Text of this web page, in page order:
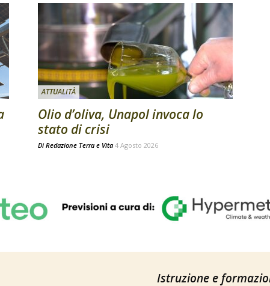
ATTUALITÀ
Olio d’oliva, Unapol invoca lo
stato di crisi
Di Redazione Terra e Vita 4 Agosto 2026
Istruzione e